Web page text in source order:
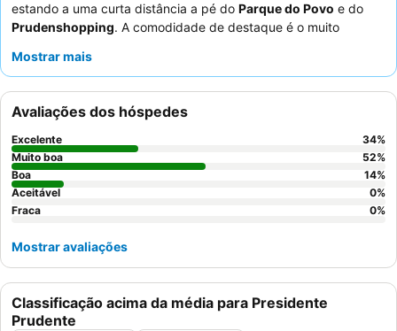
estando a uma curta distância a pé do Parque do Povo e do
Prudenshopping. A comodidade de destaque é o muito
variada e deliciosa que muitas vezes excede as expectativas.
atenciosos e cordiais
almoço. Para uma experiência mais tranquila, os hóspedes
devem solicitar um quarto virado para o jardim para minimizar o
potencial ruído da rua.
Mostrar mais
Classificação acima da média para Presidente
Prudente
Avaliações dos hóspedes
Excelente 34%
Muito boa
52%
Boa
14%
Aceitável
0%
Fraca
0%
Mostrar avaliações